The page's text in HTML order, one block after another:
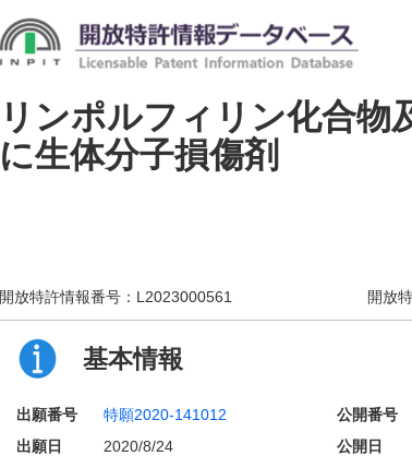
リンポルフィリン化合物
に生体分子損傷剤
開放特許情報番号： L2023000561 開放
基本情報
出願番号 特願2020-141012 公開番号
出願日
2020/8/24 公開日